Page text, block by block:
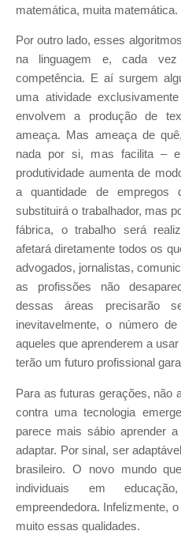
matemática, muita matemática.
Por outro lado, esses
na linguagem e, cada
competência. E aí surgem
uma atividade
envolvem a produção de
ameaça. Mas ameaça de
nada por si, mas facilita –
produtividade aumenta de
a quantidade de empregos
substituirá o trabalhador, mas
fábrica, o trabalho será
afetará diretamente todos os
advogados, jornalistas,
as profissões não
dessas áreas precisarão
inevitavelmente, o número
aqueles que aprenderem a
terão um futuro profissional
Para as futuras gerações, não
contra uma tecnologia
parece mais sábio aprender
adaptar. Por sinal, ser
brasileiro. O novo mundo
individuais em
empreendedora. Infelizmente,
muito essas qualidades.